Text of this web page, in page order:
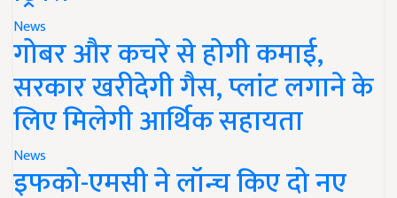
News
गोबर और कचरे से होगी कमाई,
सरकार खरीदेगी गैस, प्लांट लगाने के
लिए मिलेगी आर्थिक सहायता
News
इफको-एमसी ने लॉन्च किए दो नए